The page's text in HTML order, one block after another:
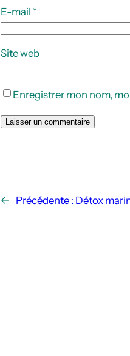
E-mail *
Site web
Enregistrer mon nom,
← Précédente : Détox